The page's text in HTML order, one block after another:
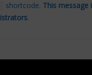
shortcode. This message
.